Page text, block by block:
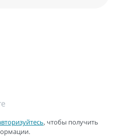
, чтобы получить